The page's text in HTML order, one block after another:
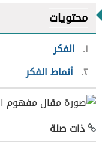
محتويات
١
الفكر
٢ أنماط الفكر
ذات صلة